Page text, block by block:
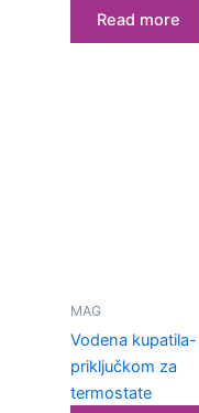
Read more
MAG
Vodena kupatila-
priključkom za
termostate